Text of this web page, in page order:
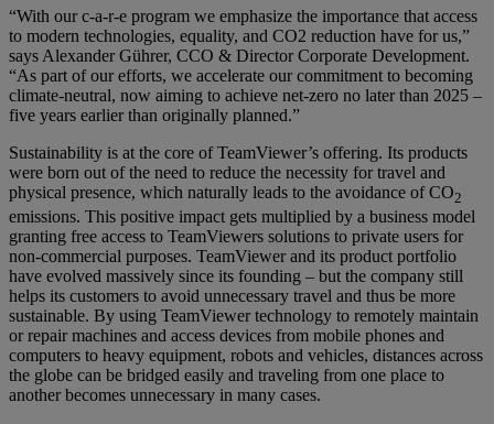
“With our c-a-r-e program we emphasize the importance that access
to modern technologies, equality, and CO2 reduction have for us,”
says Alexander Gührer, CCO & Director Corporate Development.
“As part of our efforts, we accelerate our commitment to becoming
climate-neutral, now aiming to achieve net-zero no later than 2025 –
five years earlier than originally planned.”
Sustainability is at the core of TeamViewer’s offering. Its products
were born out of the need to reduce the necessity for travel and
physical presence, which naturally leads to the avoidance of CO2
emissions. This positive impact gets multiplied by a business model
granting free access to TeamViewers solutions to private users for
non-commercial purposes. TeamViewer and its product portfolio
have evolved massively since its founding – but the company still
helps its customers to avoid unnecessary travel and thus be more
sustainable. By using TeamViewer technology to remotely maintain
or repair machines and access devices from mobile phones and
computers to heavy equipment, robots and vehicles, distances across
the globe can be bridged easily and traveling from one place to
another becomes unnecessary in many cases.